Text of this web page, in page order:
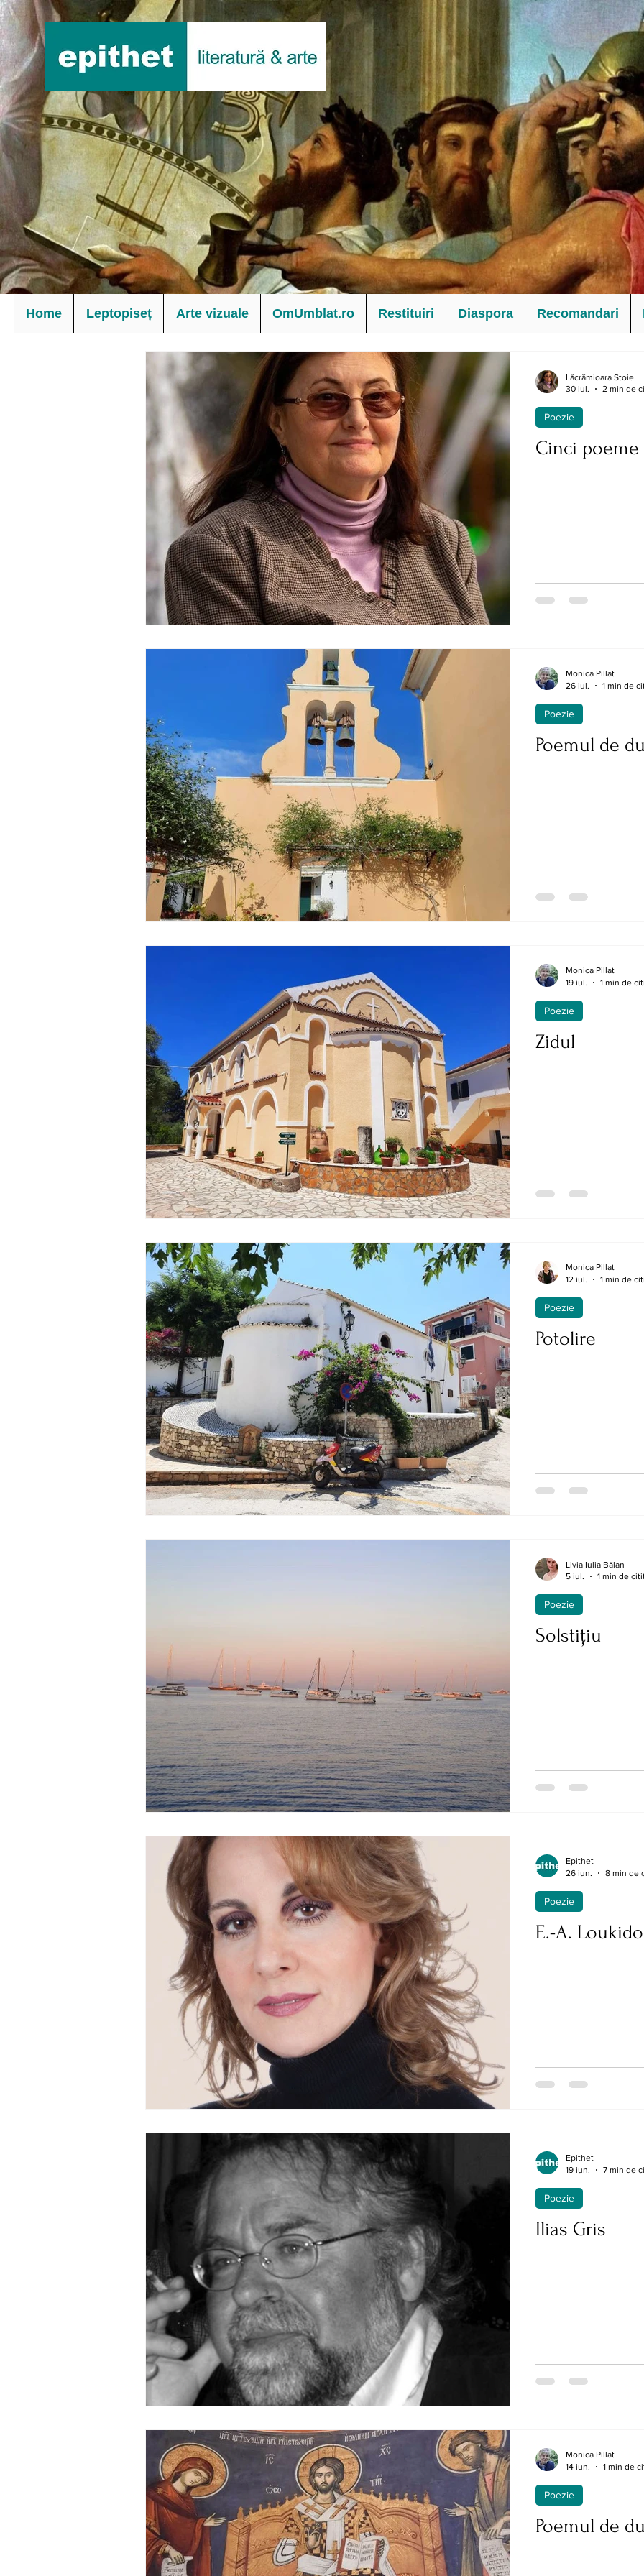
Home Leptopiseț Arte vizuale OmUmblat.ro Restituiri Diaspora Recomandari
Cinci poeme
Poezie
Lăcrămioara Stoie
30 iul.
2 min de
Poemul de
Poezie
Monica Pillat
26 iul.
1 min de
Zidul
Poezie
Monica Pillat
19 iul.
1 min de
Potolire
Poezie
Monica Pillat
12 iul.
1 min de
Solstițiu
Poezie
Livia Iulia Bălan
5 iul.
1 min de
E.-A.
Poezie
Epithet
26 iun.
8 min de
Ilias Gris
Poezie
Epithet
19 iun.
7 min de
Poemul de
Poezie
Monica Pillat
14 iun.
1 min de